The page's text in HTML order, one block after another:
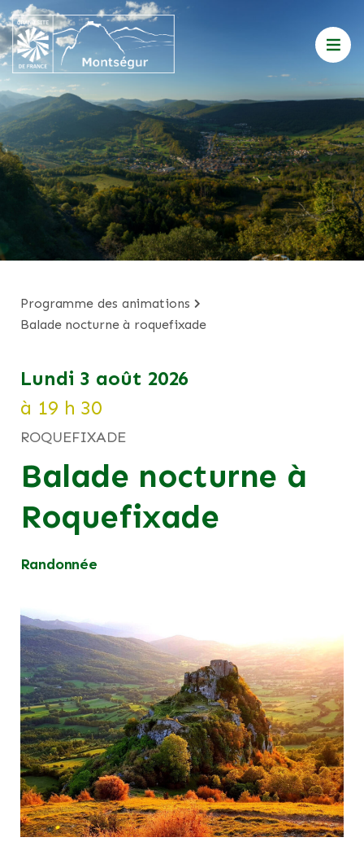
programme des animations
balade nocturne à roquefixade
lundi 3 août 2026
à 19 h 30
ROQUEFIXADE
Balade nocturne à
Roquefixade
Randonnée